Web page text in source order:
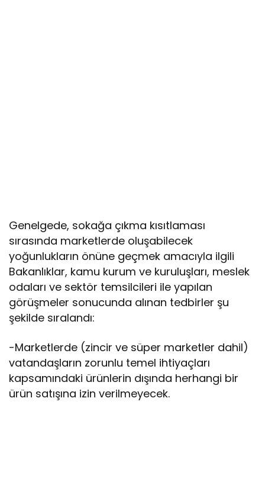
Genelgede, sokağa çıkma kısıtlaması
sırasında marketlerde oluşabilecek
yoğunlukların önüne geçmek amacıyla ilgili
Bakanlıklar, kamu kurum ve kuruluşları, meslek
odaları ve sektör temsilcileri ile yapılan
görüşmeler sonucunda alınan tedbirler şu
şekilde sıralandı:
-Marketlerde (zincir ve süper marketler dahil)
vatandaşların zorunlu temel ihtiyaçları
kapsamındaki ürünlerin dışında herhangi bir
ürün satışına izin verilmeyecek.